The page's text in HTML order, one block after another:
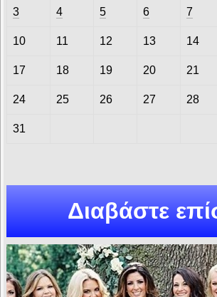
3 4 5 6 7
10 11 12 13 14
17 18 19 20 21
24 25 26 27 28
31
Διαβάστε